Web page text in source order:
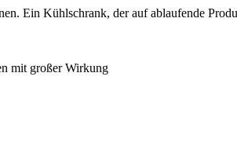
Ein Kühlschrank, der auf ablaufende
mit großer Wirkung